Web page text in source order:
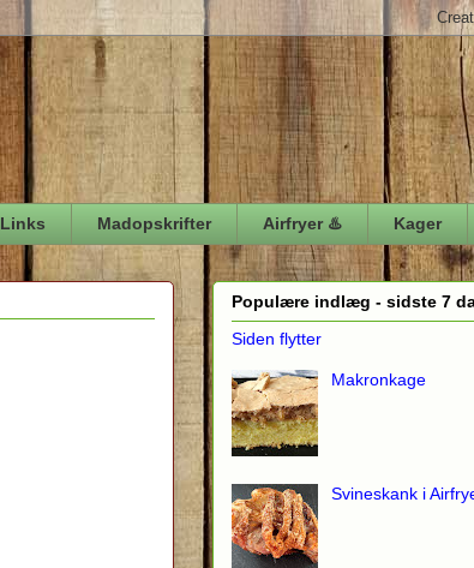
Links Madopskrifter Airfryer ♨️ Kager
Populære indlæg - sidste 7
Siden flytter
Makronkage
Svineskank i